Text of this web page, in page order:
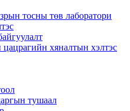
тосны төв лаборатори
хяналтын хэлтэс
тушаал